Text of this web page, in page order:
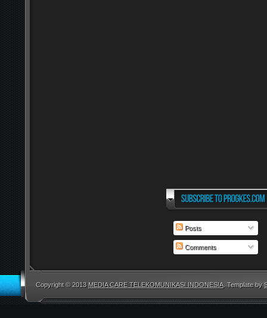
Posts
Comments
Copyright © 2013 MEDIA CARE TELEKOMUNIKASI INDONESIA. Template by